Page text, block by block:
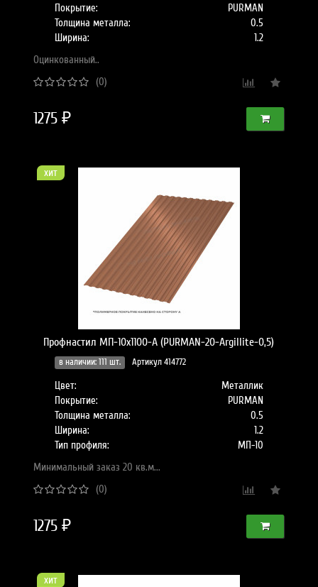
Покрытие:
PURMAN
Толщина металла:
0.5
Ширина:
1.2
Оцинкованный..
(0)
1275 ₽
хит
Профнастил МП-10x1100-A (PURMAN-20-Argillite-0,5)
в наличии: 111 шт. Артикул 414772
Цвет:
Металлик
Покрытие:
PURMAN
Толщина металла:
0.5
Ширина:
1.2
Тип профиля:
МП-10
Минимальный заказ 20 кв.м...
(0)
1275 ₽
хит